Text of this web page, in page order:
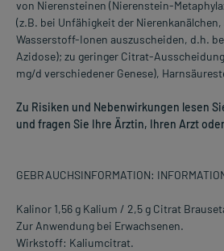
von Nierensteinen (Nierenstein-
(z.B. bei Unfähigkeit der
Wasserstoff-Ionen auszuscheiden, d.h.
Azidose); zu geringer Citrat-
mg/d verschiedener Genese),
Zu Risiken und Nebenwirkungen lesen
und fragen Sie Ihre Ärztin, Ihren Arzt
GEBRAUCHSINFORMATION:
Kalinor 1,56 g Kalium / 2,5 g Citrat
Zur Anwendung bei Erwachsenen.
Wirkstoff: Kaliumcitrat.